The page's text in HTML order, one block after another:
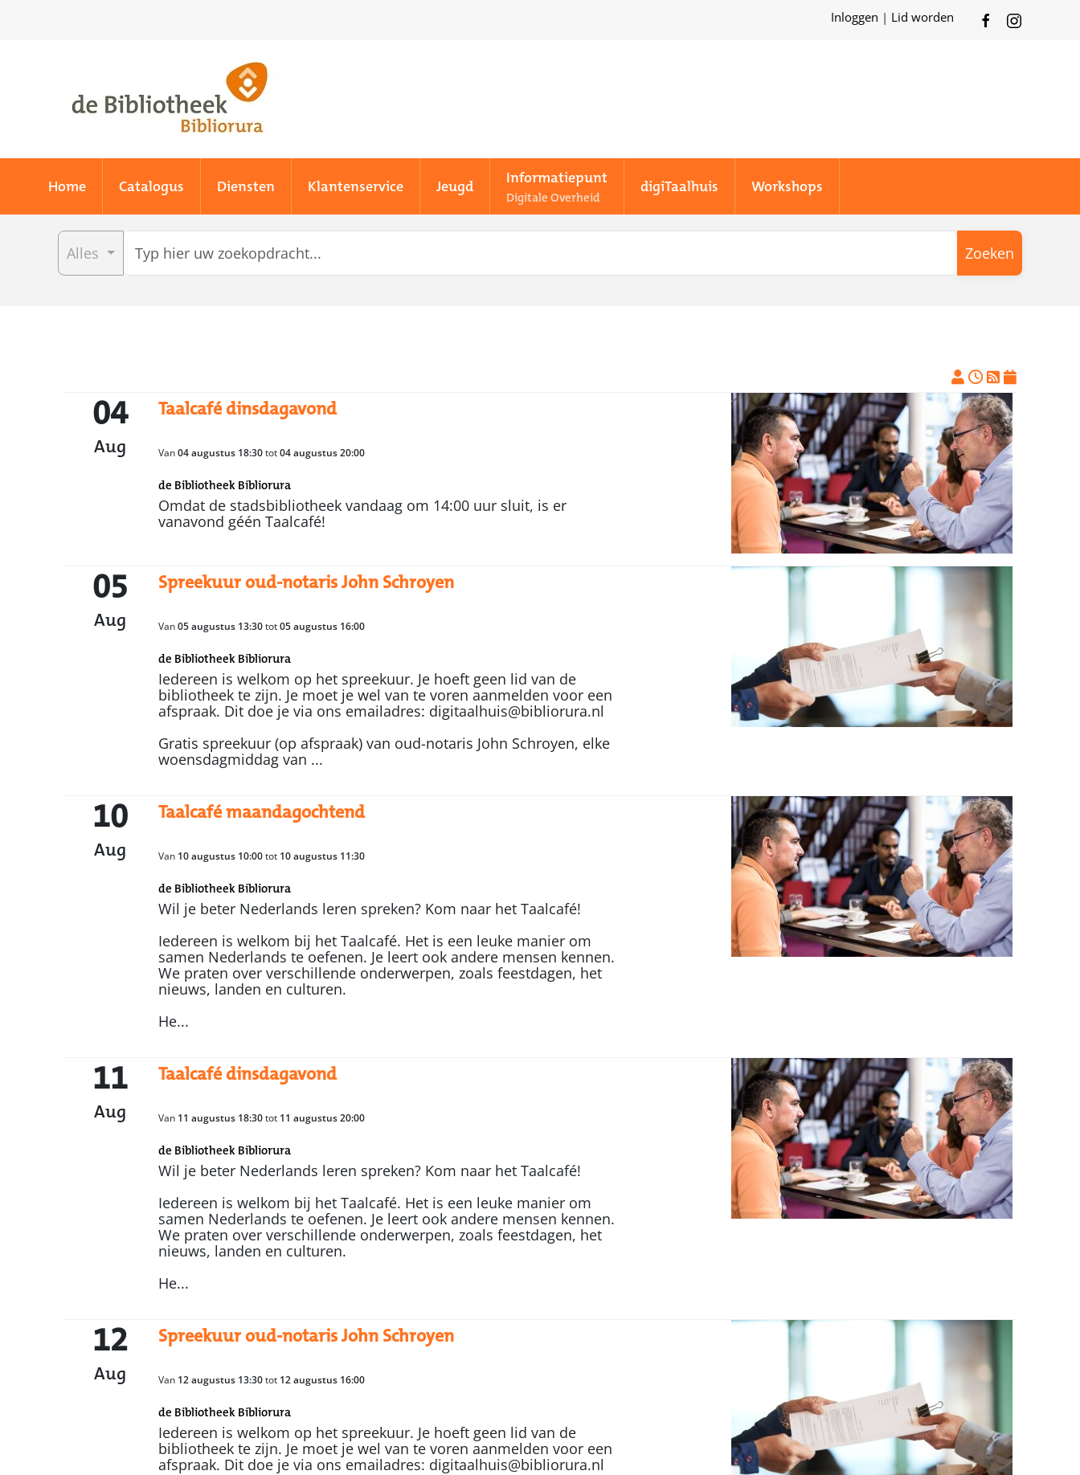
Inloggen | Lid worden
Home Catalogus Diensten Klantenservice Jeugd Informatiepunt
Digitale Overheid
digiTaalhuis Workshops
Alles Zoeken
04
Aug
Taalcafé dinsdagavond
Van04 augustus 18:30tot04 augustus 20:00
de Bibliotheek Bibliorura
Omdat de stadsbibliotheek vandaag om 14:00 uur sluit, is er
vanavond géén Taalcafé!
05
Aug
Spreekuur oud-notaris John Schroyen
Van05 augustus 13:30tot05 augustus 16:00
de Bibliotheek Bibliorura
Iedereen is welkom op het spreekuur. Je hoeft geen lid van de
bibliotheek te zijn. Je moet je wel van te voren aanmelden voor een
afspraak. Dit doe je via ons emailadres: digitaalhuis@bibliorura.nl
Gratis spreekuur (op afspraak) van oud-notaris John Schroyen, elke
woensdagmiddag van ...
10
Aug
Taalcafé maandagochtend
Van 10 augustus 10:00tot 10 augustus 11:30
de Bibliotheek Bibliorura
Wil je beter Nederlands leren spreken? Kom naar het Taalcafé!
Iedereen is welkom bij het Taalcafé. Het is een leuke manier om
samen Nederlands te oefenen. Je leert ook andere mensen kennen.
We praten over verschillende onderwerpen, zoals feestdagen, het
nieuws, landen en culturen.
He...
11
Aug
Taalcafé dinsdagavond
Van 11 augustus 18:30tot 11 augustus 20:00
de Bibliotheek Bibliorura
Wil je beter Nederlands leren spreken? Kom naar het Taalcafé!
Iedereen is welkom bij het Taalcafé. Het is een leuke manier om
samen Nederlands te oefenen. Je leert ook andere mensen kennen.
We praten over verschillende onderwerpen, zoals feestdagen, het
nieuws, landen en culturen.
He...
12
Aug
Spreekuur oud-notaris John Schroyen
Van 12 augustus 13:30tot 12 augustus 16:00
de Bibliotheek Bibliorura
Iedereen is welkom op het spreekuur. Je hoeft geen lid van de
bibliotheek te zijn. Je moet je wel van te voren aanmelden voor een
afspraak. Dit doe je via ons emailadres: digitaalhuis@bibliorura.nl